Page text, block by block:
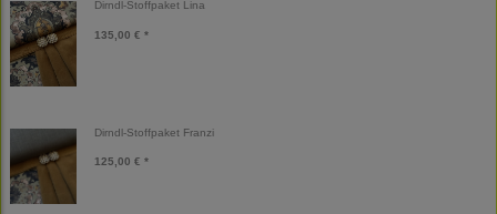
Dirndl-Stoffpaket Lina
135,00 € *
Dirndl-Stoffpaket Franzi
125,00 € *